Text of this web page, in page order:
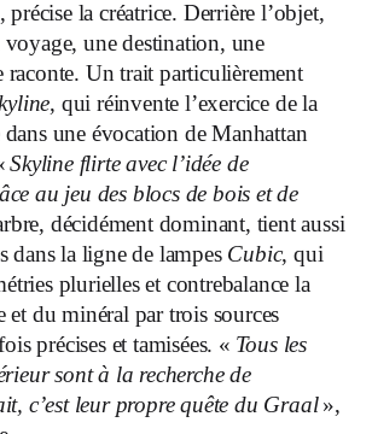
précise la créatrice. Derrière l’objet,
voyage, une destination, une
raconte. Un trait particulièrement
, qui réinvente l’exercice de la
dans une évocation de Manhattan
Skyline flirte avec l’idée de
au jeu des blocs de bois et de
décidément dominant, tient aussi
dans la ligne de lampes Cubic, qui
plurielles et contrebalance la
du minéral par trois sources
précises et tamisées. « Tous les
sont à la recherche de
c’est leur propre quête du Graal»,